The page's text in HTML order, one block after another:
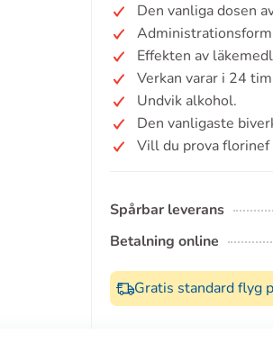
Den vanliga dosen
Effekten av
Verkan varar i 24
Undvik alkohol.
Den vanligaste
Vill du prova florinef
Spårbar leverans
Betalning online
Gratis standard flyg